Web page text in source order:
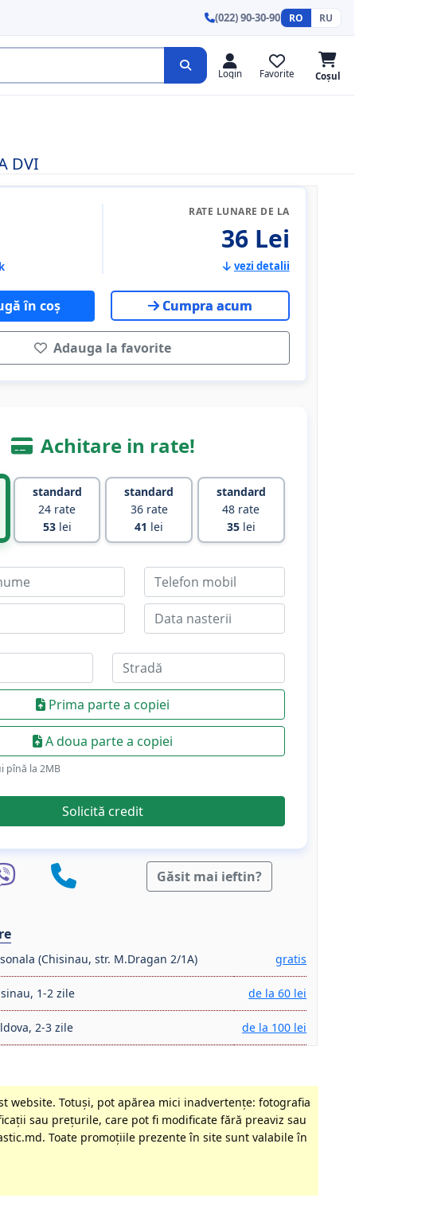
(022) 90-30-90 RO RU
Login Favorite Coșul
DVI
RATE LUNARE DE LA
36 Lei
vezi detalii
în coș Cumpra acum
Adauga la favorite
Achitare in rate!
standard
24 rate
53lei
standard
36 rate
41 lei
standard
48 rate
35lei
Prima parte a copiei
A doua parte a copiei
pînă la 2МB
Solicită credit
Găsit mai ieftin?
(Chisinau, str. M.Dragan 2/1A) gratis
1-2 zile de la 60 lei
2-3 zile de la 100 lei
Totuși, pot apărea mici inadvertenţe: fotografia
sau preţurile, care pot fi modificate fără preaviz sau
Toate promoţiile prezente în site sunt valabile în